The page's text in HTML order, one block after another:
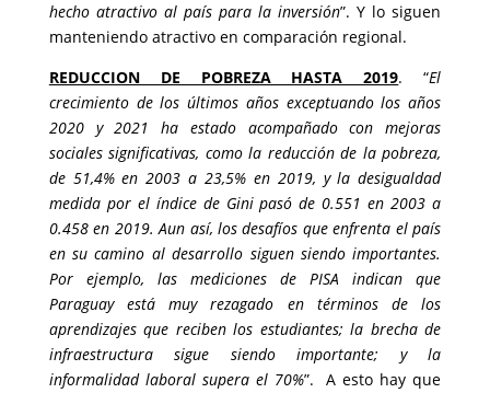
hecho atractivo al país para la inversión”. Y lo siguen
manteniendo atractivo en comparación regional.
REDUCCION DE POBREZA HASTA 2019. “El
crecimiento de los últimos años exceptuando los años
2020 y 2021 ha estado acompañado con mejoras
sociales significativas, como la reducción de la pobreza,
de 51,4% en 2003 a 23,5% en 2019, y la desigualdad
medida por el índice de Gini pasó de 0.551 en 2003 a
0.458 en 2019. Aun así, los desafíos que enfrenta el país
en su camino al desarrollo siguen siendo importantes.
Por ejemplo, las mediciones de PISA indican que
Paraguay está muy rezagado en términos de los
aprendizajes que reciben los estudiantes; la brecha de
infraestructura sigue siendo importante; y la
informalidad laboral supera el 70%”. A esto hay que